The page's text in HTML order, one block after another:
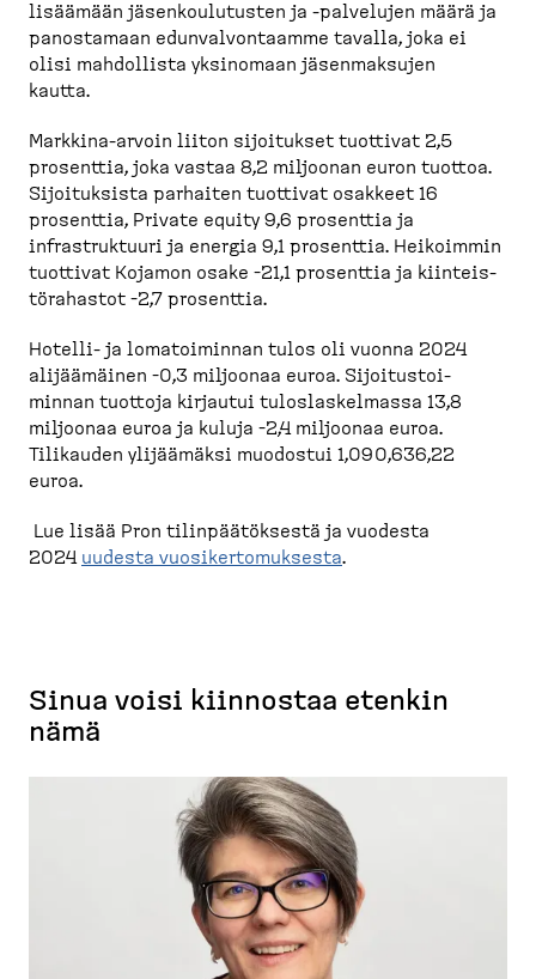
lisäämään jäsenkou­lu­tusten ja -​palvelujen määrä ja
panostamaan edunval­von­taamme tavalla, joka ei
olisi mahdollista yksinomaan jäsenmaksujen
kautta.
Markkina-​arvoin liiton sijoitukset tuottivat 2,5
prosenttia, joka vastaa 8,2 miljoonan euron tuottoa.
Sijoituksista parhaiten tuottivat osakkeet 16
prosenttia, Private equity 9,6 prosenttia ja
infrastruktuuri ja energia 9,1 prosenttia. Heikoimmin
tuottivat Kojamon osake -21,1 prosenttia ja kiinteis­
tö­ra­hastot -2,7 prosenttia.
Hotelli-​ ja lomatoi­minnan tulos oli vuonna 2024
alijää­mäinen -0,3 miljoonaa euroa. Sijoitus­toi­
minnan tuottoja kirjautui tuloslas­kelmassa 13,8
miljoonaa euroa ja kuluja -2,4 miljoonaa euroa.
Tilikauden ylijäämäksi muodostui 1,090,636,22
euroa.
Lue lisää Pron tilinpää­töksestä ja vuodesta
2024 uudesta vuosiker­to­muksesta.
Sinua voisi kiinnostaa etenkin
nämä